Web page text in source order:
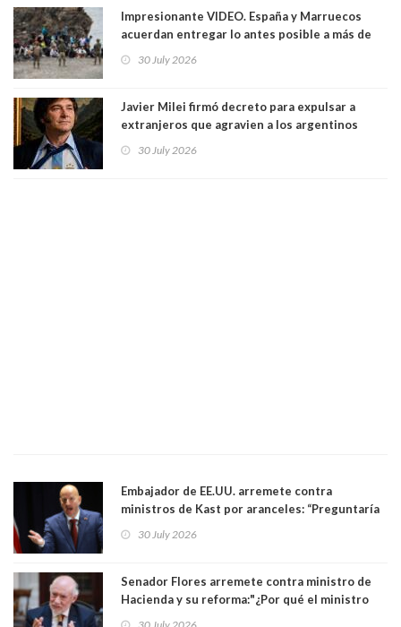
Impresionante VIDEO. España y Marruecos
acuerdan entregar lo antes posible a más de
dos mil personas que ingresaron como
avalancha y de manera irregular a territorio
30 July 2026
Javier Milei firmó decreto para expulsar a
extranjeros que agravien a los argentinos
luego del mundial
30 July 2026
Embajador de EE.UU. arremete contra
ministros de Kast por aranceles: “Preguntaría
si ese ministro realmente ha leído el Tratado.
Yo diría que no”
30 July 2026
Senador Flores arremete contra ministro de
Hacienda y su reforma:"¿Por qué el ministro
Quiroz se empecina en favorecer a municipios